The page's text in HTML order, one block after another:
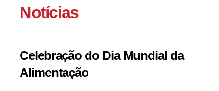
Notícias
Celebração do Dia Mundial da
Alimentação